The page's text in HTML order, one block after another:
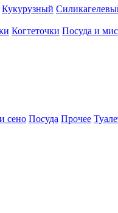
Кукурузный
Когтеточки Посуда и
сено Посуда Прочее